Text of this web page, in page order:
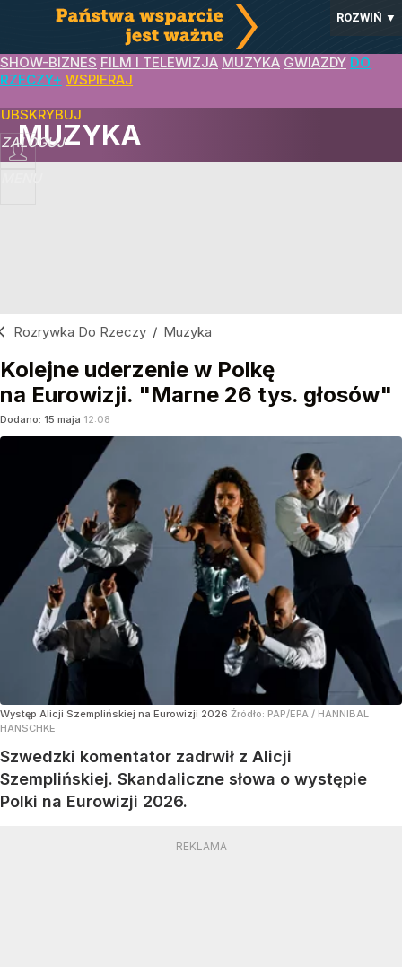
ROZWIŃ ▼
SHOW-BIZNES FILM I TELEWIZJA MUZYKA GWIAZDY DO
RZECZY+ WSPIERAJ
ZALOGUJ
MUZYKA
Rozrywka Do Rzeczy / Muzyka
Kolejne uderzenie w Polkę
na Eurowizji. "Marne 26 tys. głosów"
Dodano: 15 maja 12:08
Występ Alicji Szemplińskiej na Eurowizji 2026 Źródło: PAP/EPA / HANNIBAL
HANSCHKE
Szwedzki komentator zadrwił z Alicji
Szemplińskiej. Skandaliczne słowa o występie
Polki na Eurowizji 2026.